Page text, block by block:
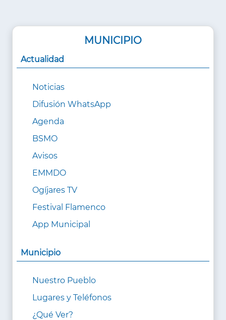
MUNICIPIO
Actualidad
Noticias
Difusión WhatsApp
Agenda
BSMO
Avisos
EMMDO
Ogíjares TV
Festival Flamenco
App Municipal
Municipio
Nuestro Pueblo
Lugares y Teléfonos
¿Qué Ver?